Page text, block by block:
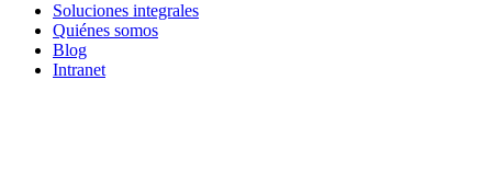
Soluciones integrales
Quiénes somos
Blog
Intranet